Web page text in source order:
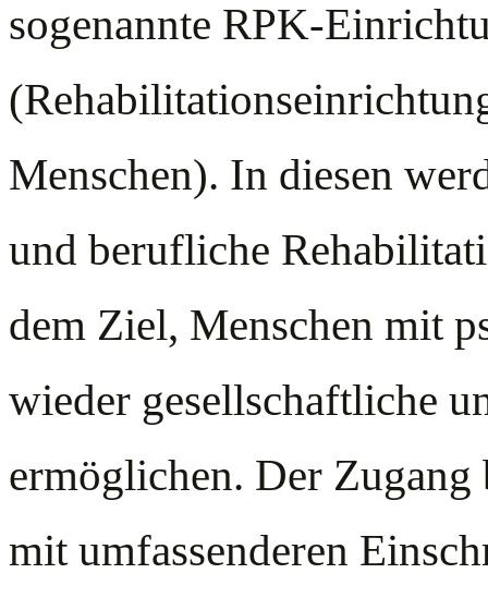
sogenannte RPK-
Menschen). In diesen
und berufliche
dem Ziel, Menschen mit
wieder gesellschaftliche
ermöglichen. Der Zugang
mit umfassenderen